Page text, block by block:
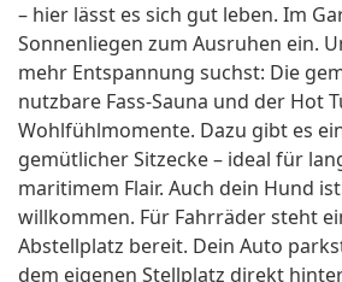
– hier lässt es sich gut leben. Im
Sonnenliegen zum Ausruhen ein.
mehr Entspannung suchst: Die
nutzbare Fass-Sauna und der Hot
Wohlfühlmomente. Dazu gibt es
gemütlicher Sitzecke – ideal für
maritimem Flair. Auch dein Hund
willkommen. Für Fahrräder steht
Abstellplatz bereit. Dein Auto
dem eigenen Stellplatz direkt